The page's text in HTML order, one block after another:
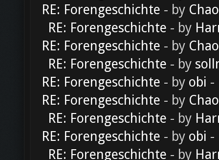
RE: Forengeschichte - by
RE: Forengeschichte - by
RE: Forengeschichte - by
RE: Forengeschichte - by
RE: Forengeschichte - by obi -
RE: Forengeschichte - by
RE: Forengeschichte - by
RE: Forengeschichte - by obi -
RE: Forengeschichte - by